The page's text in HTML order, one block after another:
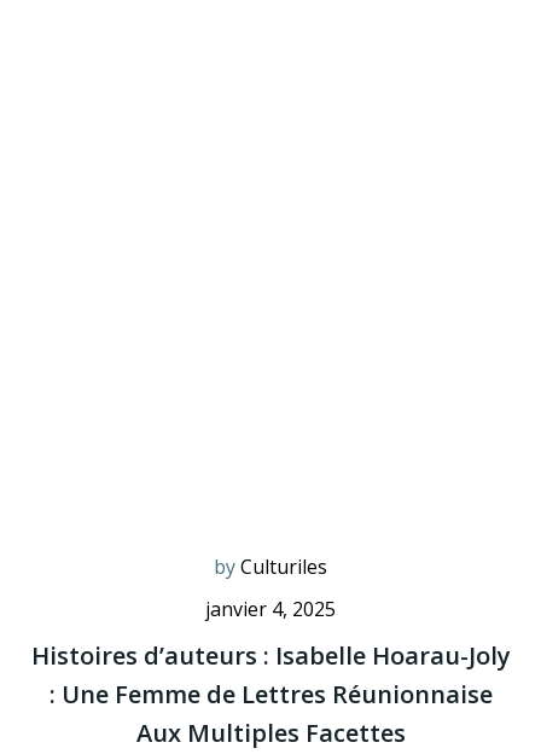
byCulturiles
janvier 4, 2025
Histoires d’auteurs : Isabelle Hoarau-Joly
: Une Femme de Lettres Réunionnaise
Aux Multiples Facettes